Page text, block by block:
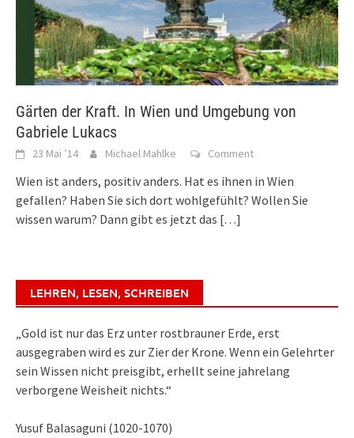
Gärten der Kraft. In Wien und Umgebung von
Gabriele Lukacs
23 Mai ’14 Michael Mahlke Comment
Wien ist anders, positiv anders. Hat es ihnen in Wien
gefallen? Haben Sie sich dort wohlgefühlt? Wollen Sie
wissen warum? Dann gibt es jetzt das […]
LEHREN, LESEN, SCHREIBEN
„Gold ist nur das Erz unter rostbrauner Erde, erst
ausgegraben wird es zur Zier der Krone. Wenn ein Gelehrter
sein Wissen nicht preisgibt, erhellt seine jahrelang
verborgene Weisheit nichts.“
Yusuf Balasaguni (1020-1070)